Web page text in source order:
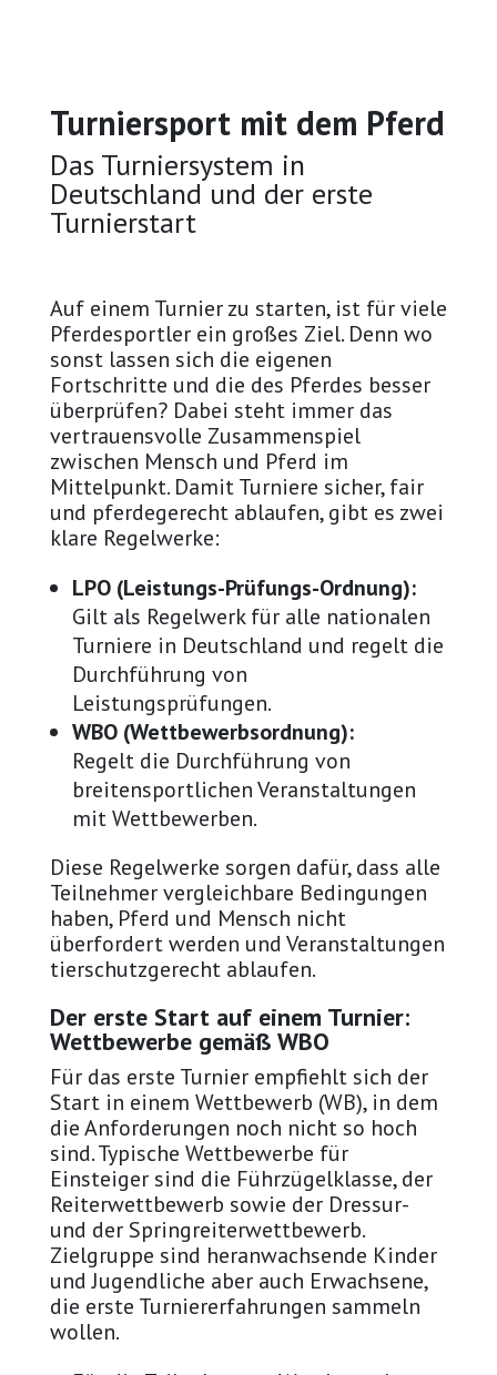
Turniersport mit dem Pferd
Das Turniersystem in
Deutschland und der erste
Turnierstart
Auf einem Turnier zu starten, ist für viele
Pferdesportler ein großes Ziel. Denn wo
sonst lassen sich die eigenen
Fortschritte und die des Pferdes besser
überprüfen? Dabei steht immer das
vertrauensvolle Zusammenspiel
zwischen Mensch und Pferd im
Mittelpunkt. Damit Turniere sicher, fair
und pferdegerecht ablaufen, gibt es zwei
klare Regelwerke:
LPO (Leistungs-Prüfungs-Ordnung):
Gilt als Regelwerk für alle nationalen
Turniere in Deutschland und regelt die
Durchführung von
Leistungsprüfungen.
WBO (Wettbewerbsordnung):
Regelt die Durchführung von
breitensportlichen Veranstaltungen
mit Wettbewerben.
Diese Regelwerke sorgen dafür, dass alle
Teilnehmer vergleichbare Bedingungen
haben, Pferd und Mensch nicht
überfordert werden und Veranstaltungen
tierschutzgerecht ablaufen.
Der erste Start auf einem Turnier:
Wettbewerbe gemäß WBO
Für das erste Turnier empfiehlt sich der
Start in einem Wettbewerb (WB), in dem
die Anforderungen noch nicht so hoch
sind. Typische Wettbewerbe für
Einsteiger sind die Führzügelklasse, der
Reiterwettbewerb sowie der Dressur-
und der Springreiterwettbewerb.
Zielgruppe sind heranwachsende Kinder
und Jugendliche aber auch Erwachsene,
die erste Turniererfahrungen sammeln
wollen.